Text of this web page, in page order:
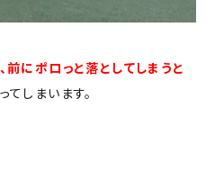
にポロっと落としてしまうと
てしまいます。